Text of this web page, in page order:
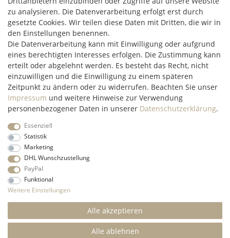
C2M COMMERCE GmbH
Hüttenheim 119
97348 Willanzheim
Mo-Fr: 09:00 - 14:00 Uhr
service@c2m-commerce.com
Persönlich:093 26 - 97 97 90
Impressum
Vertrag widerrufen
* Alle Preise inkl. gesetzl. Mehrwertsteuer und ohne
Versandkosten innerhalb Deutschlands, wenn nicht anders
beschrieben
© 2022 C2M COMMERCE Onlineshop - All Rights
Reserved.
zu analysieren. Die Datenverarbeitung erfolgt erst durch
gesetzte Cookies. Wir teilen diese Daten mit Dritten, die wir in
den Einstellungen benennen.
Die Datenverarbeitung kann mit Einwilligung oder aufgrund
eines berechtigten Interesses erfolgen. Die Zustimmung kann
erteilt oder abgelehnt werden. Es besteht das Recht, nicht
einzuwilligen und die Einwilligung zu einem späteren
Zeitpunkt zu ändern oder zu widerrufen. Beachten Sie unser
Impressum und weitere Hinweise zur Verwendung
personenbezogener Daten in unserer Daten­schutz­erklärung.
Essenziell
Statistik
Marketing
DHL Wunschzustellung
PayPal
Funktional
Weitere Einstellungen
Alle akzeptieren
Alle ablehnen